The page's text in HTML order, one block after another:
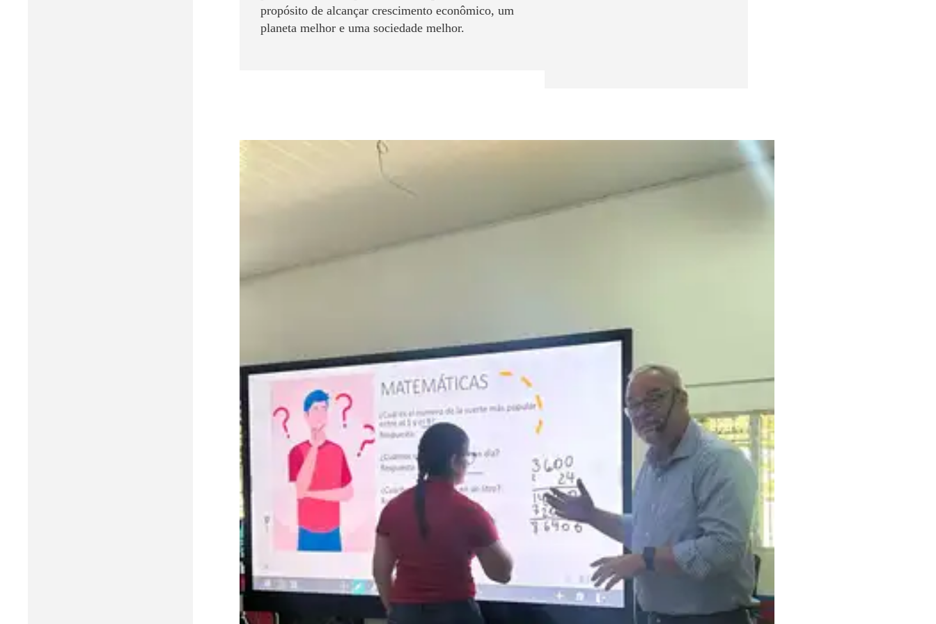
propósito de alcançar crescimento econômico, um
planeta melhor e uma sociedade melhor.